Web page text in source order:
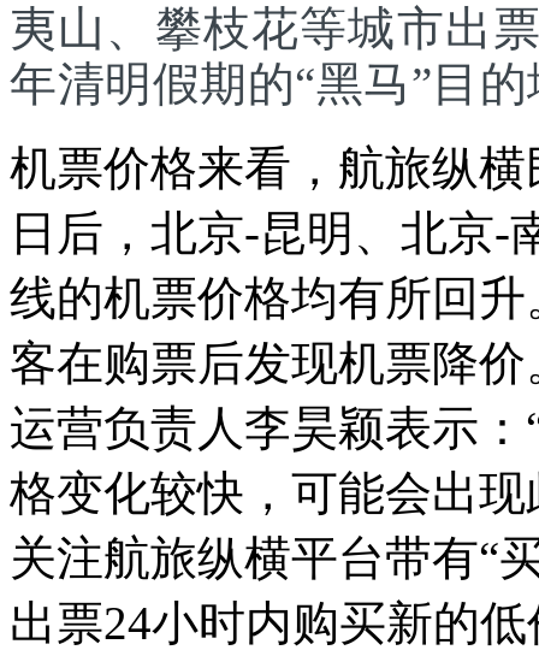
夷山、攀枝花等城市出
年清明假期的“黑马”目
机票价格来看，航旅纵
日后，北京-昆明、北京-
线的机票价格均有所回
客在购票后发现机票降
运营负责人李昊颖表示
格变化较快，可能会出
关注航旅纵横平台带有“
出票24小时内购买新的